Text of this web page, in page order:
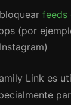
feeds
(por
Link es